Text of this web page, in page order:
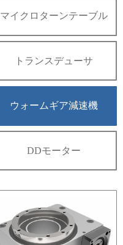
マイクロターンテーブル
トランスデューサ
ウォームギア減速機
DDモーター